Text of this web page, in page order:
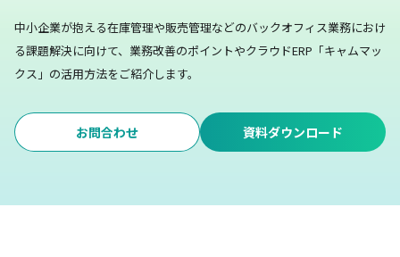
中小企業が抱える在庫管理や販売管理などのバックオフィス業務におけ
る課題解決に向けて、業務改善のポイントやクラウドERP「キャムマッ
クス」の活用方法をご紹介します。
お問合わせ 資料ダウンロード